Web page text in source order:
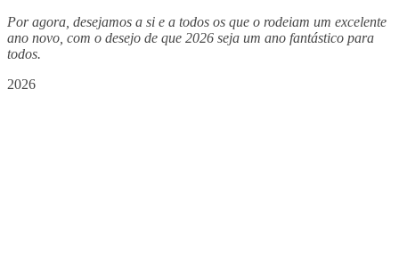
Por agora, desejamos a si e a todos os que o rodeiam um excelente
ano novo, com o desejo de que 2026 seja um ano fantástico para
todos.
2026